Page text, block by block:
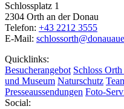
Schlossplatz 1
2304 Orth an der Donau
Telefon: +43 2212 3555
E-Mail:
Quicklinks:
Besucherangebot Schloss
und Museum Naturschutz
Presseaussendungen Foto-
Social: